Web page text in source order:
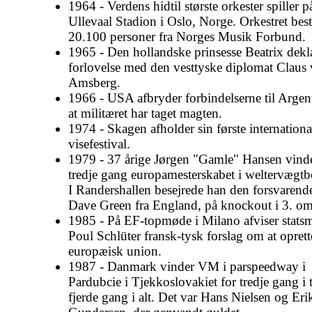
1964 - Verdens hidtil største orkester spiller
Ullevaal Stadion i Oslo, Norge. Orkestret
20.100 personer fra Norges Musik Forbund.
1965 - Den hollandske prinsesse Beatrix
forlovelse med den vesttyske diplomat Claus
Amsberg.
1966 - USA afbryder forbindelserne til
at militæret har taget magten.
1974 - Skagen afholder sin første
visefestival.
1979 - 37 årige Jørgen "Gamle" Hansen
tredje gang europamesterskabet i
I Randershallen besejrede han den
Dave Green fra England, på knockout i 3.
1985 - På EF-topmøde i Milano afviser
Poul Schlüter fransk-tysk forslag om at
europæisk union.
1987 - Danmark vinder VM i parspeedway i
Pardubcie i Tjekkoslovakiet for tredje gang
fjerde gang i alt. Det var Hans Nielsen og